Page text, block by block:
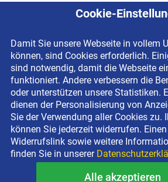
Höhenzugang für
Drainage verlegen
Fassadenreinigung
Terrasse anlegen
Ladenbau
Cookie-
Damit Sie unsere Webseite in vollem
können, sind Cookies erforderlich.
sind notwendig, damit die Webseite
funktioniert. Andere verbessern die
oder unterstützen unsere Statistiken.
dienen der Personalisierung von
Sie der Verwendung aller Cookies zu.
können Sie jederzeit widerrufen.
Widerrufslink sowie weitere
finden Sie in unserer
Alle akzeptieren